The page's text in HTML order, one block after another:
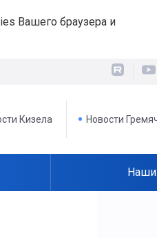
Вашего браузера и
Кизела Новости